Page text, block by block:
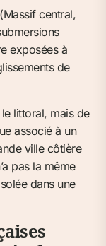
(Massif central,
exposées à
de
le littoral, mais de
associé à un
ville côtière
pas la même
dans une